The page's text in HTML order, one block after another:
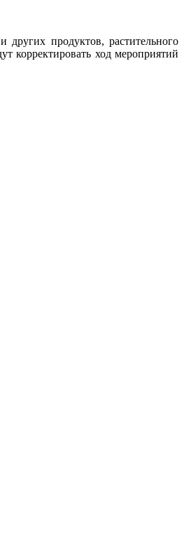
продуктов, растительного
корректировать ход мероприятий